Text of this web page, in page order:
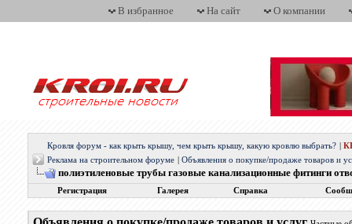
В избранное На сайт О компании
Кровля форум - как крыть крышу, чем крыть крышу, какую кровлю выбрать?
Реклама на строительном форуме
Объявления о покупке/продаже товаров и
полиэтиленовые трубы газовые канализационные фитинги
Регистрация Галерея Справка